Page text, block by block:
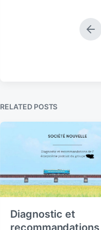
d
P
r
:
RELATED POSTS
Diagnostic et